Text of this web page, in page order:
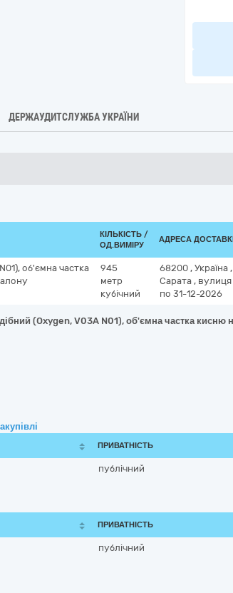
ДЕРЖАУДИТСЛУЖБА УКРАЇНИ
КІЛЬКІСТЬ /
ОД.ВИМІРУ
АДРЕСА
об'ємна частка
945
метр
кубічний
68200 , Україна ,
Сарата ,
по 31-12-2026
(Oxygen, V03A N01), об'ємна частка
ПРИВАТНІСТЬ
публічний
ПРИВАТНІСТЬ
публічний